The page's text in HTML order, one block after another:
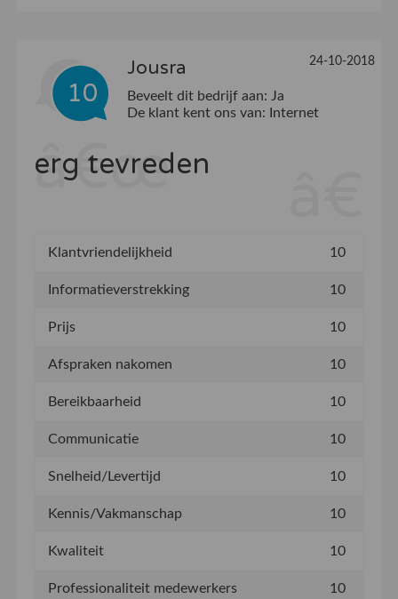
10
Jousra 24-10-2018
Beveelt dit bedrijf aan: Ja
De klant kent ons van:
Internet
erg tevreden
Klantvriendelijkheid 10
Informatieverstrekking 10
Prijs 10
Afspraken nakomen 10
Bereikbaarheid 10
Communicatie 10
Snelheid/Levertijd 10
Kennis/Vakmanschap 10
Kwaliteit 10
Professionaliteit medewerkers 10